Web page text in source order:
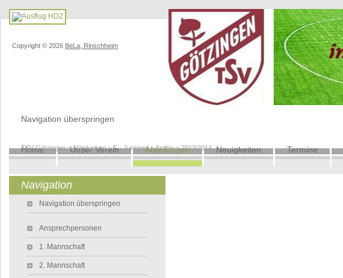
Navigation überspringen
Home Unser Verein Abteilungen Neuigkeiten Termine
TSV Götzingen>Abteilungen>F - Junioren>Archiv>2013/2014
Navigation
Navigation überspringen
Ansprechpersonen
1. Mannschaft
2. Mannschaft
Copyright © 2026 BeLa, Rinschheim